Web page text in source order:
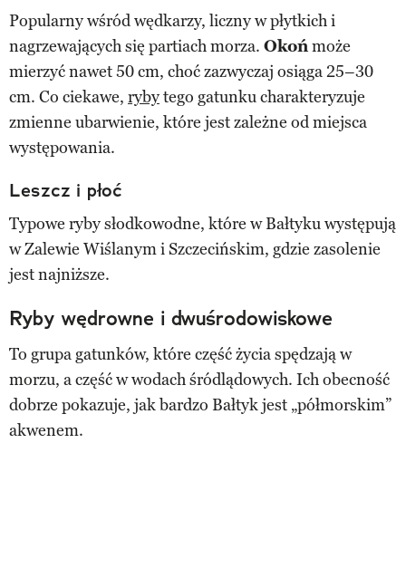
Popularny wśród wędkarzy, liczny w płytkich i
nagrzewających się partiach morza. Okońmoże
mierzyć nawet 50 cm, choć zazwyczaj osiąga 25–30
cm. Co ciekawe, rybytego gatunku charakteryzuje
zmienne ubarwienie, które jest zależne od miejsca
występowania.
Leszcz i płoć
Typowe ryby słodkowodne, które w Bałtyku występują
w Zalewie Wiślanym i Szczecińskim, gdzie zasolenie
jest najniższe.
Ryby wędrowne i dwuśrodowiskowe
To grupa gatunków, które część życia spędzają w
morzu, a część w wodach śródlądowych. Ich obecność
dobrze pokazuje, jak bardzo Bałtyk jest „półmorskim”
akwenem.